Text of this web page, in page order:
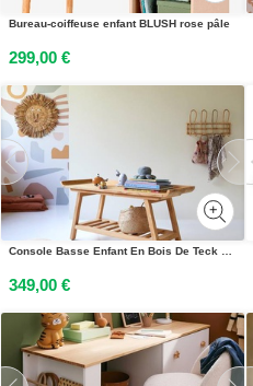
Bureau-coiffeuse enfant BLUSH rose pâle
299,00 €
Console Basse Enfant En Bois De Teck 110 Pampa Naturel
349,00 €